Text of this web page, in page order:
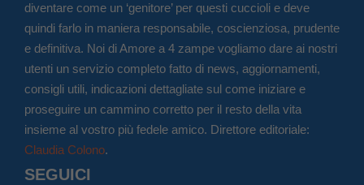
diventare come un ‘genitore’ per questi cuccioli e deve
quindi farlo in maniera responsabile, coscienziosa, prudente
e definitiva. Noi di Amore a 4 zampe vogliamo dare ai nostri
utenti un servizio completo fatto di news, aggiornamenti,
consigli utili, indicazioni dettagliate sul come iniziare e
proseguire un cammino corretto per il resto della vita
insieme al vostro più fedele amico. Direttore editoriale:
Claudia Colono.
SEGUICI